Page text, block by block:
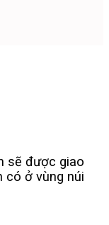
sẽ được giao
có ở vùng núi